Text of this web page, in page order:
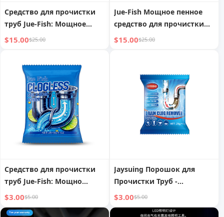
Средство для прочистки
труб Jue-Fish: Мощное
средство для растворения
и канализации
$15.00$25.00
Jue-Fish Мощное пенное
средство для прочистки
труб: Устраните засоры и
$15.00$25.00
Средство для прочистки
труб Jue-Fish: Мощно
растворяет засоры,
освежает трубы,
$3.00$5.00
Jaysuing Порошок для
Прочистки Труб -
Устраните Засоры и
Запахи за 30 Минут для
$3.00$5.00